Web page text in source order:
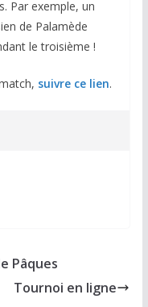
Par exemple, un
de Palamède
le troisième !
suivre ce lien.
Pâques
Tournoi en ligne